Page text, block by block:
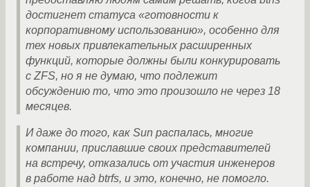
достигнет статуса «готовности к
корпоративному использованию», особенно для
тех новых привлекательных расширенных
функций, которые должны были конкурировать
с ZFS, но я не думаю, что подлежит
обсуждению то, что это произошло не через 18
месяцев.
И даже до того, как Sun распалась, многие
компании, приславшие своих представителей
на встречу, отказались от участия инженеров
в работе над btrfs, и это, конечно, не помогло.